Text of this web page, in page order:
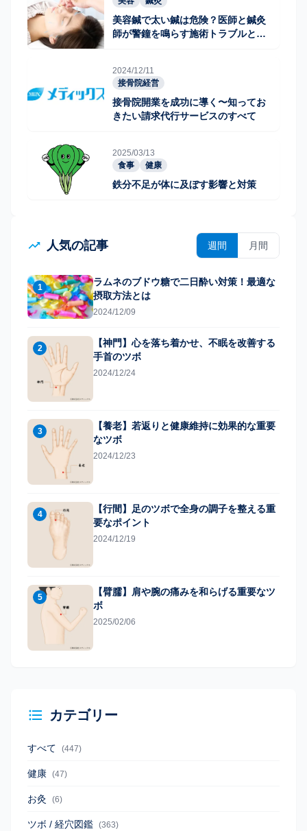
美容鍼で太い鍼は危険？医師と鍼灸
師が警鐘を鳴らす施術トラブルと医
2024/12/11
接骨院経営
接骨院開業を成功に導く〜知ってお
きたい請求代行サービスのすべて
2025/03/13
食事
健康
鉄分不足が体に及ぼす影響と対策
人気の記事 週間 月間
1
ラムネのブドウ糖で二日酔い対策！最適な
摂取方法とは
2024/12/09
2
【神門】心を落ち着かせ、不眠を改善する
手首のツボ
2024/12/24
3
【養老】若返りと健康維持に効果的な重要
なツボ
2024/12/23
4
【行間】足のツボで全身の調子を整える重
要なポイント
2024/12/19
5
【臂臑】肩や腕の痛みを和らげる重要なツ
ボ
2025/02/06
カテゴリー
すべて (447)
健康 (47)
お灸 (6)
ツボ / 経穴図鑑 (363)